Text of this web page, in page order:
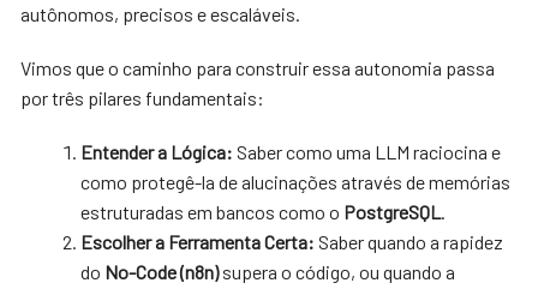
autônomos, precisos e escaláveis.
Vimos que o caminho para construir essa autonomia passa
por três pilares fundamentais:
Entender a Lógica: Saber como uma LLM raciocina e
como protegê-la de alucinações através de memórias
estruturadas em bancos como o PostgreSQL
Escolher a Ferramenta Certa: Saber quando a rapidez
do No-Code (n8n)supera o código, ou quando a